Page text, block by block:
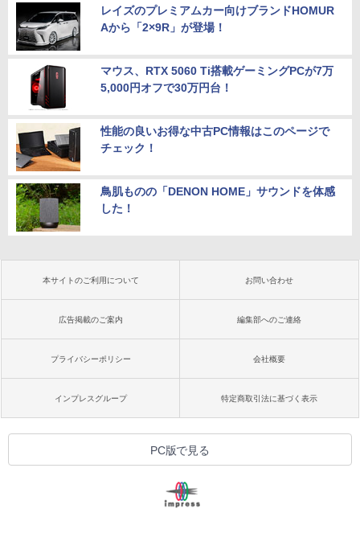
レイズのプレミアムカー向けブランドHOMUR
Aから「2×9R」が登場！
マウス、RTX 5060 Ti搭載ゲーミングPCが7万
5,000円オフで30万円台！
性能の良いお得な中古PC情報はこのページで
チェック！
鳥肌ものの「DENON HOME」サウンドを体感
した！
本サイトのご利用について お問い合わせ
広告掲載のご案内 編集部へのご連絡
プライバシーポリシー 会社概要
インプレスグループ 特定商取引法に基づく表示
PC版で見る